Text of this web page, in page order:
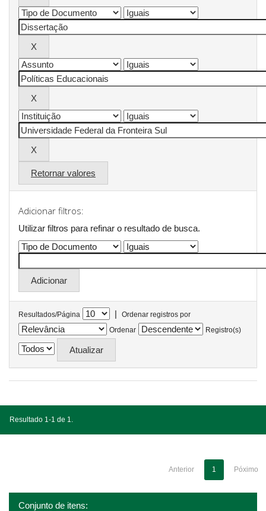
Retornar valores
Adicionar filtros:
Utilizar filtros para refinar o resultado de busca.
Resultados/Página |
Ordenar registros por
Ordenar
Registro(s)
Resultado 1-1 de 1.
Anterior 1 Póximo
Conjunto de itens: